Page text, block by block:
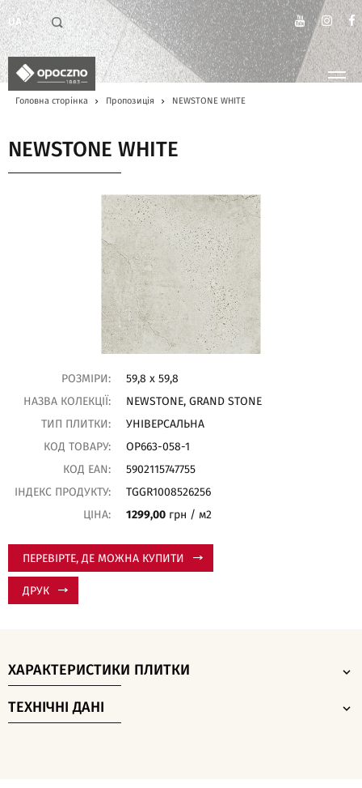
UA
Головна сторінка Пропозиція NEWSTONE WHITE
NEWSTONE WHITE
РОЗМІРИ:
59,8 x 59,8
НАЗВА КОЛЕКЦІЇ:
NEWSTONE, GRAND STONE
ТИП ПЛИТКИ:
УНІВЕРСАЛЬНА
КОД ТОВАРУ:
OP663-058-1
КОД EAN:
5902115747755
ІНДЕКС ПРОДУКТУ:
TGGR1008526256
ЦІНА:
1299,00 грн / м2
ПЕРЕВІРТЕ, ДЕ МОЖНА КУПИТИ
ДРУК
ХАРАКТЕРИСТИКИ ПЛИТКИ
ТЕХНІЧНІ ДАНІ